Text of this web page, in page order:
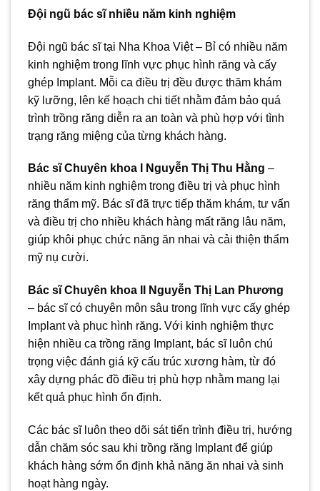
Đội ngũ bác sĩ nhiều năm kinh nghiệm
Đội ngũ bác sĩ tại Nha Khoa Việt – Bỉ có nhiều năm
kinh nghiệm trong lĩnh vực phục hình răng và cấy
ghép Implant. Mỗi ca điều trị đều được thăm khám
kỹ lưỡng, lên kế hoạch chi tiết nhằm đảm bảo quá
trình trồng răng diễn ra an toàn và phù hợp với tình
trạng răng miệng của từng khách hàng.
Bác sĩ Chuyên khoa I Nguyễn Thị Thu Hằng –
nhiều năm kinh nghiệm trong điều trị và phục hình
răng thẩm mỹ. Bác sĩ đã trực tiếp thăm khám, tư vấn
và điều trị cho nhiều khách hàng mất răng lâu năm,
giúp khôi phục chức năng ăn nhai và cải thiện thẩm
mỹ nụ cười.
Bác sĩ Chuyên khoa II Nguyễn Thị Lan Phương
– bác sĩ có chuyên môn sâu trong lĩnh vực cấy ghép
Implant và phục hình răng. Với kinh nghiệm thực
hiện nhiều ca trồng răng Implant, bác sĩ luôn chú
trọng việc đánh giá kỹ cấu trúc xương hàm, từ đó
xây dựng phác đồ điều trị phù hợp nhằm mang lại
kết quả phục hình ổn định.
Các bác sĩ luôn theo dõi sát tiến trình điều trị, hướng
dẫn chăm sóc sau khi trồng răng Implant để giúp
khách hàng sớm ổn định khả năng ăn nhai và sinh
hoạt hàng ngày.